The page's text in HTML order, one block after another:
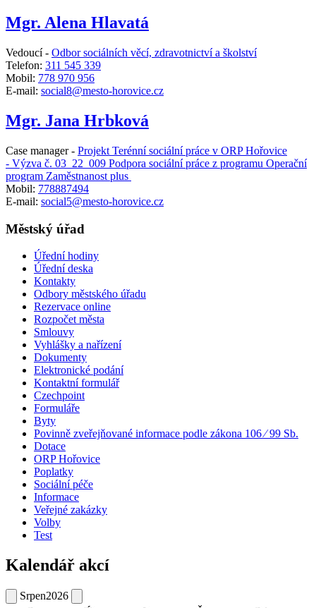
Mgr. Alena Hlavatá
Vedoucí - Odbor sociálních věcí, zdravotnictví a školství
Telefon: 311 545 339
Mobil: 778 970 956
E-mail: social8@mesto-horovice.cz
Mgr. Jana Hrbková
Case manager - Projekt Terénní sociální práce v ORP Hořovice
- Výzva č. 03_22_009 Podpora sociální práce z programu Operační
program Zaměstnanost plus
Mobil: 778887494
E-mail: social5@mesto-horovice.cz
Městský úřad
Úřední hodiny
Úřední deska
Kontakty
Odbory městského úřadu
Rezervace online
Rozpočet města
Smlouvy
Vyhlášky a nařízení
Dokumenty
Elektronické podání
Kontaktní formulář
Czechpoint
Formuláře
Byty
Povinně zveřejňované informace podle zákona 106 ⁄ 99 Sb.
Dotace
ORP Hořovice
Poplatky
Sociální péče
Informace
Veřejné zakázky
Volby
Test
Kalendář akcí
Srpen2026